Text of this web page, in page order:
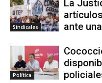
Sindicales
La
ante
Política